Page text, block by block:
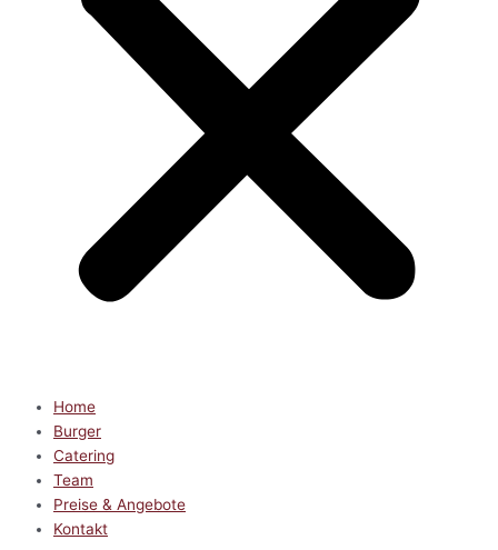
Home
Burger
Catering
Team
Preise & Angebote
Kontakt